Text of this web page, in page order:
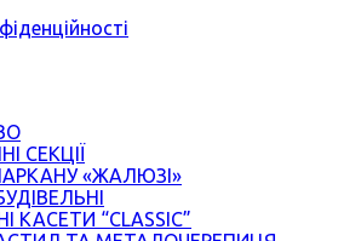
СЕКЦІЇ
«ЖАЛЮЗІ»
КАСЕТИ “CLASSIC”